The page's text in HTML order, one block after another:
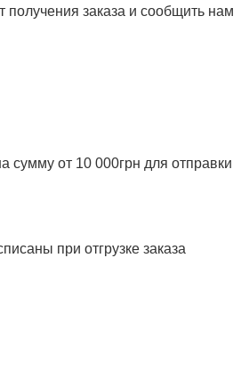
получения заказа и сообщить нам
сумму от 10 000грн для отправки
при отгрузке заказа